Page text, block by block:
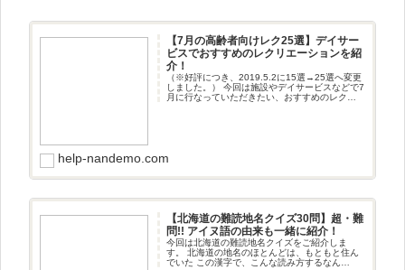
【7月の高齢者向けレク25選】デイサー
ビスでおすすめのレクリエーションを紹
介！
（※好評につき、2019.5.2に15選→25選へ変更
しました。） 今回は施設やデイサービスなどで7
月に行なっていただきたい、おすすめのレクリ
help-nandemo.com
【北海道の難読地名クイズ30問】超・難
問!! アイヌ語の由来も一緒に紹介！
今回は北海道の難読地名クイズをご紹介しま
す。 北海道の地名のほとんどは、もともと住ん
でいた この漢字で、こんな読み方するなん